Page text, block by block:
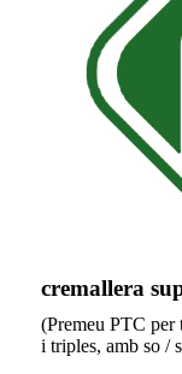
cremallera
(Premeu PTC per
i triples, amb so /